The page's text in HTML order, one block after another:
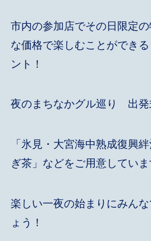
市内の参加店でその日限定
な価格で楽しむことができ
ント！
夜のまちなかグル巡り 出発
「氷見・大宮海中熟成復興
ぎ茶」などをご用意していま
楽しい一夜の始まりにみん
ょう！